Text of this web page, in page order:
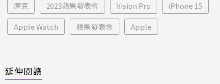
庫克 2023蘋果發表會 Vision Pro iPhone 15
Apple Watch 蘋果發表會 Apple
延伸閱讀